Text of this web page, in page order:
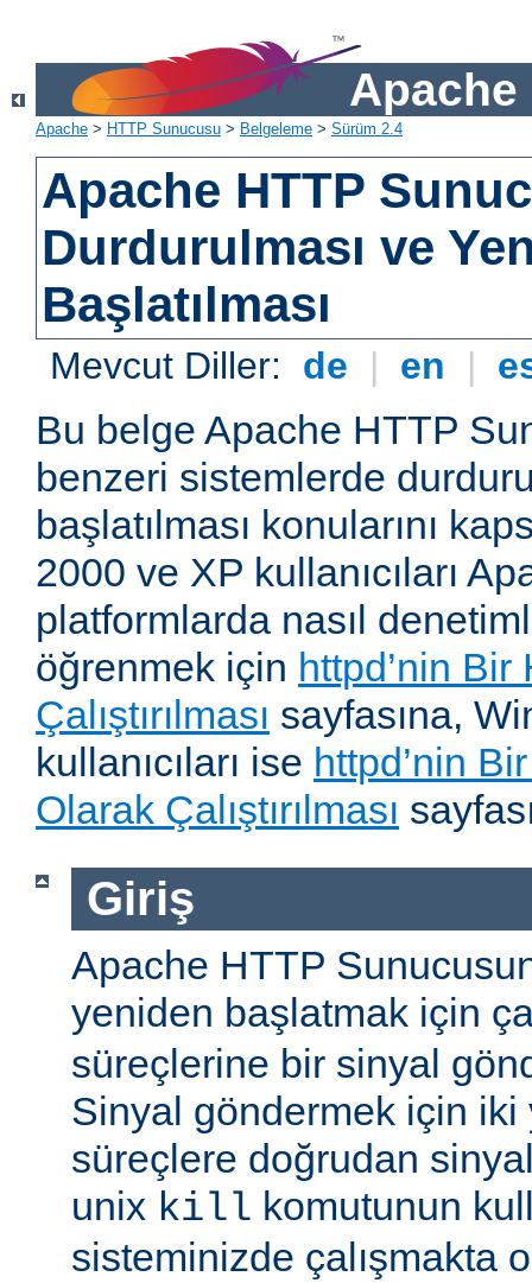
Apache
Apache > HTTP Sunucusu > Belgeleme > Sürüm 2.4
Apache HTTP
Durdurulması ve
Başlatılması
Mevcut Diller: de | en |
Bu belge Apache HTTP
benzeri sistemlerde
başlatılması konularını
2000 ve XP kullanıcıları
platformlarda nasıl
öğrenmek için httpd’nin
Çalıştırılması sayfasına,
kullanıcıları ise httpd’nin
Olarak Çalıştırılması
Giriş
Apache HTTP
yeniden başlatmak için
süreçlerine bir sinyal
Sinyal göndermek için iki
süreçlere doğrudan
unix kill komutunun
sisteminizde çalışmakta